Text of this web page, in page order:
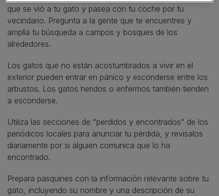
que se vió a tu gato y pasea con tu coche por tu
vecindario. Pregunta a la gente que te encuentres y
amplía tu búsqueda a campos y bosques de los
alrededores.
Los gatos que no están acostumbrados a vivir en el
exterior pueden entrar en pánico y esconderse entre los
arbustos. Los gatos heridos o enfermos también tienden
a esconderse.
Utiliza las secciones de "perdidos y encontrados" de los
periódicos locales para anunciar tu pérdida, y revisalos
diariamente por si alguien comunica que lo ha
encontrado.
Prepara pasquines con la información relevante sobre tu
gato, incluyendo su nombre y una descripción de su